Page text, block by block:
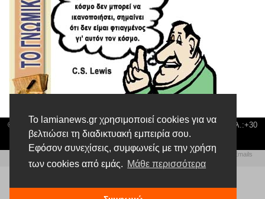
Το lamianews.gr χρησιμοποιεί cookies για να
βελτιώσει τη διαδικτυακή εμπειρία σου.
Εφόσον συνεχίσεις, συμφωνείς με την χρήση
των cookies από εμάς. Μάθε περισσότερα
© Lamia News | Διεύθυνση: Καποδιστρίου 3 ΤΚ-35132 ΛΑΜΙΑ | Τηλ.:+30
22310 24300 |news@lamianews.gr
Πολιτική απορρήτου Αίτηση Διαχείρισης Προσωπικών Δεδομένων |
Πολιτική Emails
Δημιουργία της Ιστοσελίδας byWeb Technical Team